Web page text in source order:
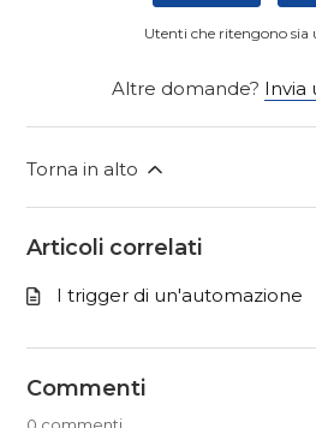
Utenti che ritengono sia
Altre domande? Invia
Torna in alto
Articoli correlati
I trigger di un'automazione
Commenti